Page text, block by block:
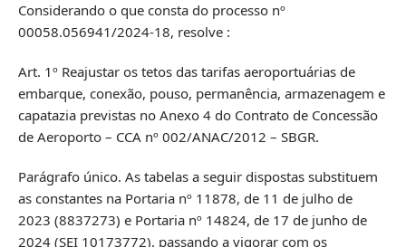
Considerando o que consta do processo nº
00058.056941/2024-18, resolve :
Art. 1º Reajustar os tetos das tarifas aeroportuárias de
embarque, conexão, pouso, permanência, armazenagem e
capatazia previstas no Anexo 4 do Contrato de Concessão
de Aeroporto – CCA nº 002/ANAC/2012 – SBGR.
Parágrafo único. As tabelas a seguir dispostas substituem
as constantes na Portaria nº 11878, de 11 de julho de
2023 (8837273) e Portaria nº 14824, de 17 de junho de
2024 (SEI 10173772), passando a vigorar com os